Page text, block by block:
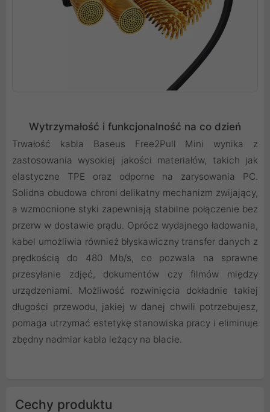
Wytrzymałość i funkcjonalność na co dzień
Trwałość kabla Baseus Free2Pull Mini wynika z
zastosowania wysokiej jakości materiałów, takich jak
elastyczne TPE oraz odporne na zarysowania PC.
Solidna obudowa chroni delikatny mechanizm zwijający,
a wzmocnione styki zapewniają stabilne połączenie bez
przerw w dostawie prądu. Oprócz wydajnego ładowania,
kabel umożliwia również błyskawiczny transfer danych z
prędkością do 480 Mb/s, co pozwala na sprawne
przesyłanie zdjęć, dokumentów czy filmów między
urządzeniami. Możliwość rozwinięcia dokładnie takiej
długości przewodu, jakiej w danej chwili potrzebujesz,
pomaga utrzymać estetykę stanowiska pracy i eliminuje
zbędny nadmiar kabla leżący na blacie.
Cechy produktu